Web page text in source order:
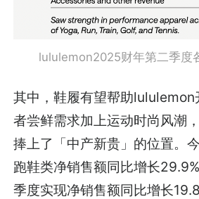
lululemon2025财年第二季度
其中，鞋履有望帮助lululemon
者尝鲜需求加上运动时尚风潮
捧上了「中产新贵」的位置。
跑鞋类净销售额同比增长
季度实现净销售额同比增长